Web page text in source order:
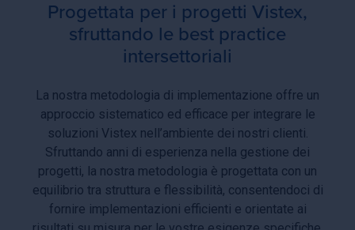
Progettata per i progetti Vistex,
sfruttando le best practice
intersettoriali
La nostra metodologia di implementazione offre un
approccio sistematico ed efficace per integrare le
soluzioni Vistex nell’ambiente dei nostri clienti.
Sfruttando anni di esperienza nella gestione dei
progetti, la nostra metodologia è progettata con un
equilibrio tra struttura e flessibilità, consentendoci di
fornire implementazioni efficienti e orientate ai